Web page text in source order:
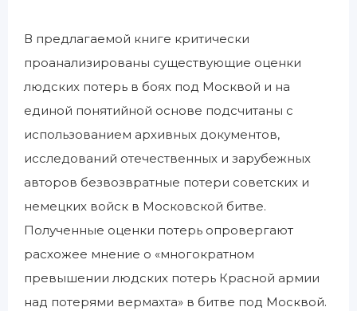
В предлагаемой книге критически
проанализированы существующие оценки
людских потерь в боях под Москвой и на
единой понятийной основе подсчитаны с
использованием архивных документов,
исследований отечественных и зарубежных
авторов безвозвратные потери советских и
немецких войск в Московской битве.
Полученные оценки потерь опровергают
расхожее мнение о «многократном
превышении людских потерь Красной армии
над потерями вермахта» в битве под Москвой.